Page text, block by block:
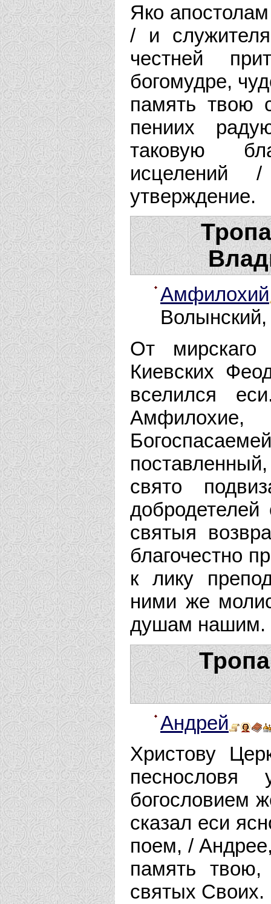
Яко
/ и
честней
богомудре,
память твою
пениих
таковую
исцелений
утверждение.
Амфилохий
От
Киевских
вселился
свято
святыя
благочестно
к лику
ними же
душам нашим.
Андрей
Христову
богословием
сказал еси
поем, /
память
святых Своих.